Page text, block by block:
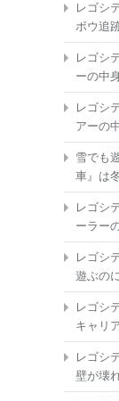
レゴシ
ボウ追
レゴシ
ーの中
レゴシ
アーの
雪でも
車』は
レゴシ
ーラー
レゴシ
遊ぶの
レゴシ
キャリ
レゴシ
壁が壊